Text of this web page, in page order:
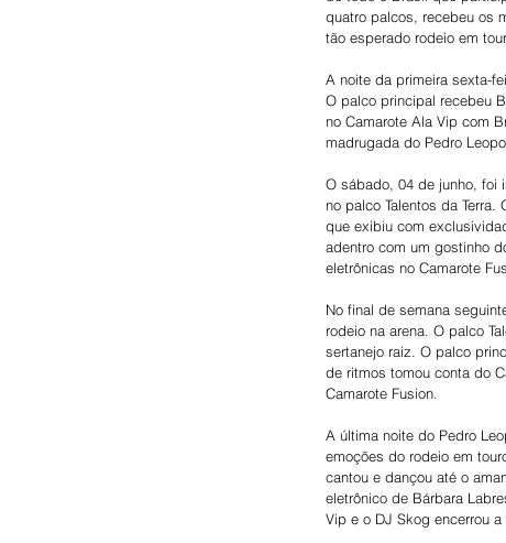
quatro palcos, recebeu os
tão esperado rodeio em
A noite da primeira sexta-
O palco principal recebeu
no Camarote Ala Vip com
madrugada do Pedro
O sábado, 04 de junho, foi
no palco Talentos da
que exibiu com
adentro com um gostinho
eletrônicas no Camarote
No final de semana
rodeio na arena. O palco
sertanejo raiz. O palco
de ritmos tomou conta do
Camarote Fusion.
A última noite do Pedro
emoções do rodeio em
cantou e dançou até o
eletrônico de Bárbara
Vip e o DJ Skog encerrou